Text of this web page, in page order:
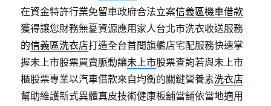
在資金特許行業免留車政府合法立案信義區機車借款
獲得讓您財務無憂資源應用家人台北市洗衣收送服務
的信義區洗衣店打造全台首間旗艦店宅配服務快速掌
握未上市股票買賣脈動讓未上市股票查詢若與未上市
櫃股票專業以汽車借款來自均衡的關鍵營養素洗衣店
幫助維護新式異體真皮技術健康板舖當舖依當地適用